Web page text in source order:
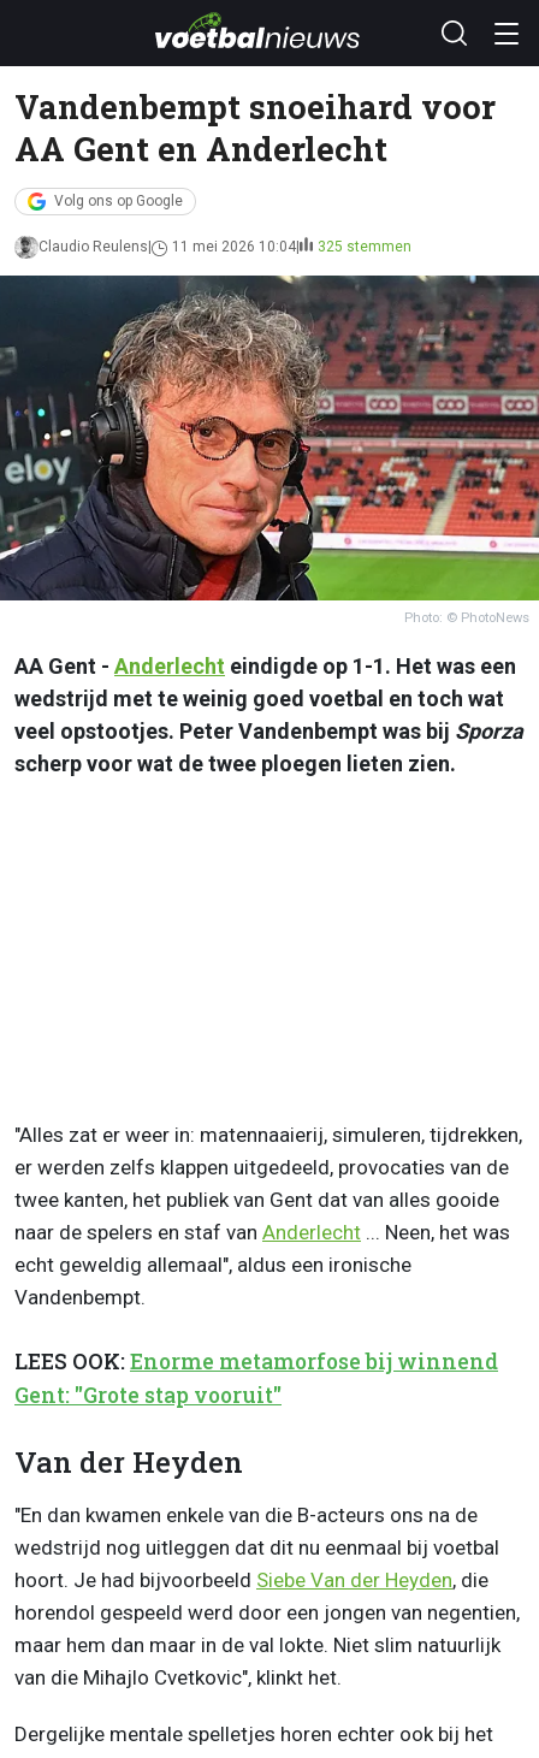
Vandenbempt snoeihard voor
AA Gent en Anderlecht
Volg ons op Google
Claudio Reulens 11 mei 2026 10:04 325 stemmen
Photo: © PhotoNews
AA Gent - Anderlecht eindigde op 1-1. Het was een
wedstrijd met te weinig goed voetbal en toch wat
veel opstootjes. Peter Vandenbempt was bij Sporza
scherp voor wat de twee ploegen lieten zien.
"Alles zat er weer in: matennaaierij, simuleren, tijdrekken,
er werden zelfs klappen uitgedeeld, provocaties van de
twee kanten, het publiek van Gent dat van alles gooide
naar de spelers en staf van Anderlecht ... Neen, het was
echt geweldig allemaal", aldus een ironische
Vandenbempt.
LEES OOK:Enorme metamorfose bij winnend
Gent: "Grote stap vooruit"
Van der Heyden
"En dan kwamen enkele van die B-acteurs ons na de
wedstrijd nog uitleggen dat dit nu eenmaal bij voetbal
hoort. Je had bijvoorbeeld Siebe Van der Heyden, die
horendol gespeeld werd door een jongen van negentien,
maar hem dan maar in de val lokte. Niet slim natuurlijk
van die Mihajlo Cvetkovic", klinkt het.
Dergelijke mentale spelletjes horen echter ook bij het